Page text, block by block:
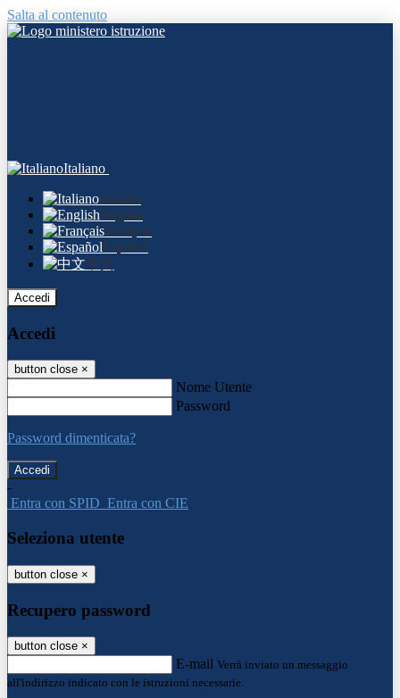
Salta al contenuto
Italiano
Italiano
English
Français
Español
中文
Accedi
Accedi
button close ×
Nome Utente
Password
Password dimenticata?
-
Entra con SPID Entra con CIE
Seleziona utente
button close ×
Recupero password
button close ×
E-mail Verrà inviato un messaggio
all'indirizzo indicato con le istruzioni necessarie.